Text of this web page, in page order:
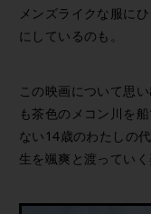
メンズライクな服に
にしているのも。
この映画について思
も茶色のメコン川を
ない14歳のわたしの
生を颯爽と渡っていく